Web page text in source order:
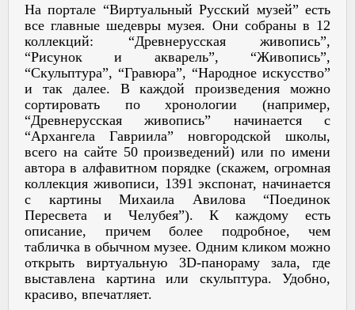
На портале “Виртуальный Русский музей” есть
все главные шедевры музея. Они собраны в 12
коллекций: “Древнерусская живопись”,
“Рисунок и акварель”, “Живопись”,
“Скульптура”, “Гравюра”, “Народное искусство”
и так далее. В каждой произведения можно
сортировать по хронологии (например,
“Древнерусская живопись” начинается с
“Архангела Гавриила” новгородской школы,
всего на сайте 50 произведений) или по имени
автора в алфавитном порядке (скажем, огромная
коллекция живописи, 1391 экспонат, начинается
с картины Михаила Авилова “Поединок
Пересвета и Челубея”). К каждому есть
описание, причем более подробное, чем
табличка в обычном музее. Одним кликом можно
открыть виртуальную 3D-панораму зала, где
выставлена картина или скульптура. Удобно,
красиво, впечатляет.